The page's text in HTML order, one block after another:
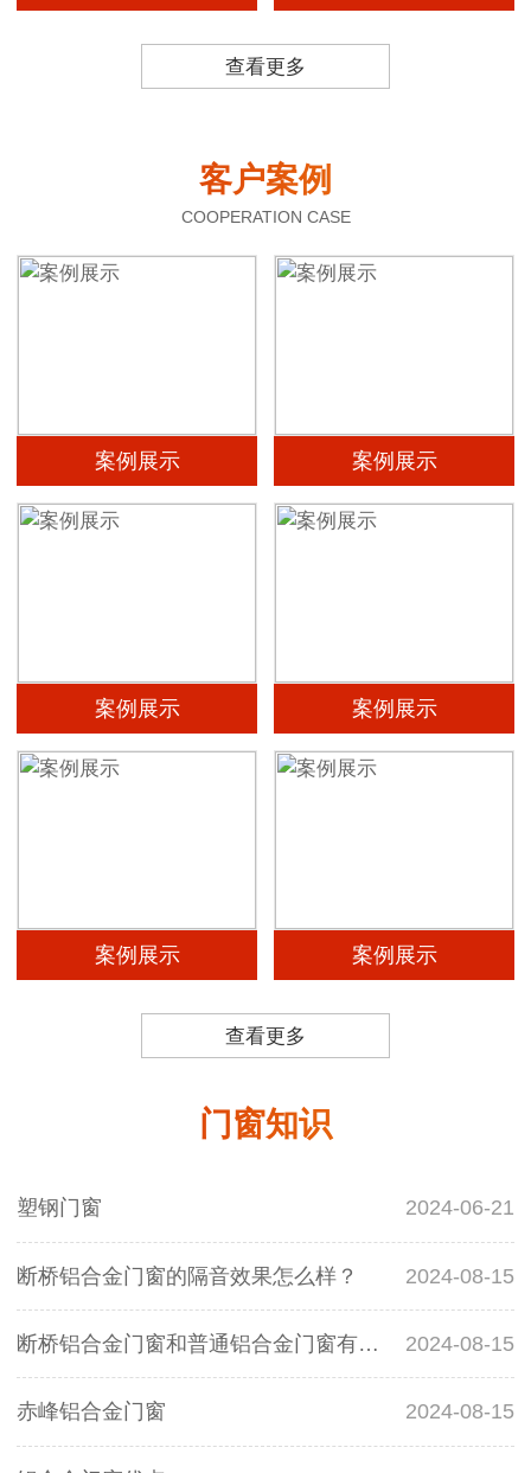
查看更多
客户案例
COOPERATION CASE
案例展示 案例展示
案例展示 案例展示
案例展示 案例展示
查看更多
门窗知识
塑钢门窗 2024-06-21
断桥铝合金门窗的隔音效果怎么样？ 2024-08-15
断桥铝合金门窗和普通铝合金门窗有什么区别？ 2024-08-15
赤峰铝合金门窗 2024-08-15